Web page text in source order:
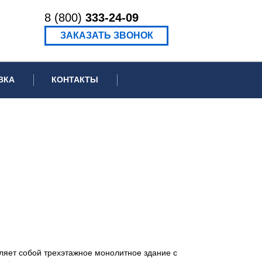
8 (800) 333-24-09
ЗАКАЗАТЬ ЗВОНОК
КОНТАКТЫ
собой трехэтажное монолитное здание с